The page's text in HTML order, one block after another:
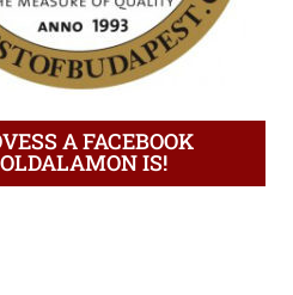
A FACEBOOK
OLDALAMON IS!